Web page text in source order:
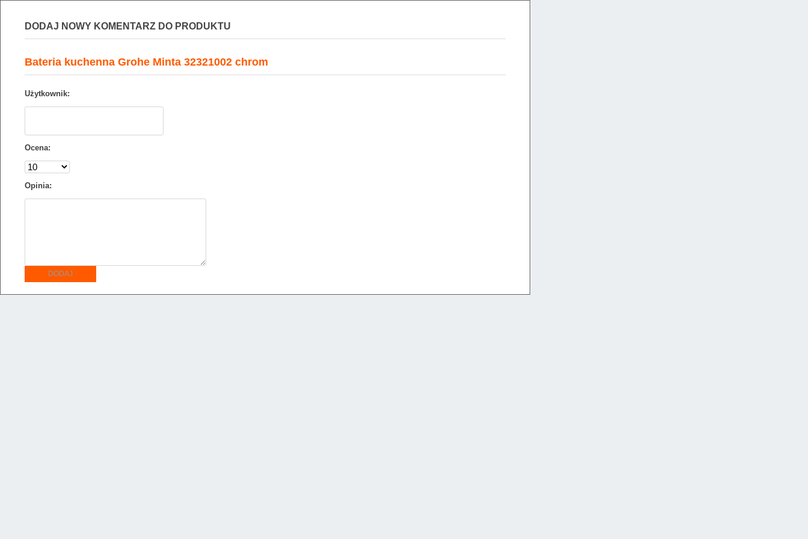
DODAJ NOWY KOMENTARZ DO PRODUKTU
Bateria kuchenna Grohe Minta 32321002 chrom
Użytkownik:
Ocena:
Opinia: